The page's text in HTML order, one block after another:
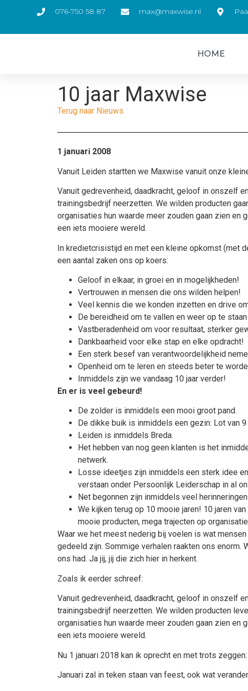
076-750 58 87 max@maxwise.nl
HOME
10 jaar Maxwise
Terug naar Nieuws
1 januari 2008
Vanuit Leiden startten we Maxwise vanuit onze
Vanuit gedrevenheid, daadkracht, geloof in onszelf
trainingsbedrijf neerzetten. We wilden producten
organisaties hun waarde meer zouden gaan zien en
een iets mooiere wereld.
In kredietcrisistijd en met een kleine opkomst (met
een aantal zaken ons op koers:
Geloof in elkaar, in groei en in mogelijkheden!
Vertrouwen in mensen die ons wilden helpen!
Veel kennis die we konden inzetten en drive
De bereidheid om te vallen en weer op te
Vastberadenheid om voor resultaat, sterker
Dankbaarheid voor elke stap en elke opdracht!
Een sterk besef van verantwoordelijkheid
Openheid om te leren en steeds beter te
Inmiddels zijn we vandaag 10 jaar verder!
En er is veel gebeurd!
De zolder is inmiddels een mooi groot pand.
De dikke buik is inmiddels een gezin: Lot van
Leiden is inmiddels Breda.
Het hebben van nog geen klanten is het
netwerk.
Losse ideetjes zijn inmiddels een sterk idee
verstaan onder Persoonlijk Leiderschap in al
Net begonnen zijn inmiddels veel
We kijken terug op 10 mooie jaren! 10 jaren
mooie producten, mega trajecten op
Waar we het meest nederig bij voelen is wat
gedeeld zijn. Sommige verhalen raakten ons enorm.
ons had. Ja jij, jij die zich hier in herkent.
Zoals ik eerder schreef:
Vanuit gedrevenheid, daadkracht, geloof in onszelf
trainingsbedrijf neerzetten. We wilden producten
organisaties hun waarde meer zouden gaan zien en
een iets mooiere wereld.
Nu 1 januari 2018 kan ik oprecht en met trots
Januari zal in teken staan van feest, ook wat